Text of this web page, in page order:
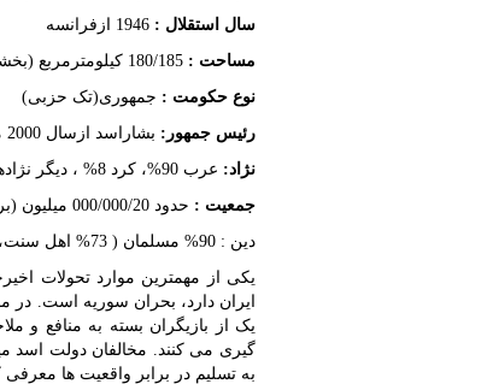
سال استقلال : 1946 ازفرانسه
مساحت :
نوع حکومت : جمهوری(تک حزبی)
رئیس جمهور: بشاراسد ازسال 2000 میلادی
نژاد: عرب 90%، کرد 8% ، دیگر نژادها 2%
جمعیت : حدود 000/000/20 میلیون (برآورد 2009)
دین : 90% مسلمان ( 73% اهل سنت، 15% علویها ـ 2% دروزی ـ 10% مسیحی )
یکی از مهمترین موارد تحولات
ایران دارد، بحران سوریه است.
یک از بازیگران بسته به منافع و
گیری می کنند. مخالفان دولت اسد
به تسلیم در برابر واقعیت ها معرفی